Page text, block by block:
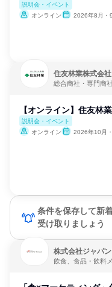
説明会・イベント
オンライン
2026年8月・
住友林業株式会社
総合商社・専門商
【オンライン】住友林
説明会・イベント
オンライン
2026年10月
条件を保存して新
受け取りましょう
株式会社ジャパ
飲食、食品・飲料